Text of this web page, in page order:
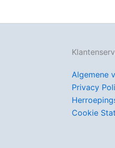
Algemene
Privacy
Cookie